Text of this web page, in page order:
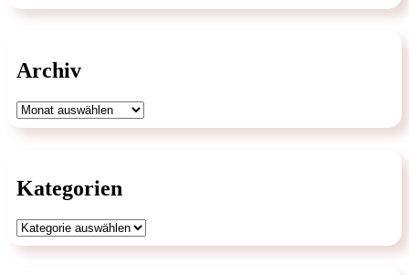
Archiv
Archiv
Kategorien
Kategorien